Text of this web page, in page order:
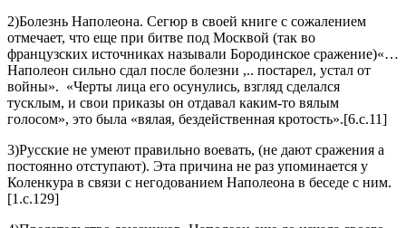
2)Болезнь Наполеона. Сегюр в своей книге с сожалением
отмечает, что еще при битве под Москвой (так во
французских источниках называли Бородинское сражение)«…
Наполеон сильно сдал после болезни ,.. постарел, устал от
войны». «Черты лица его осунулись, взгляд сделался
тусклым, и свои приказы он отдавал каким-то вялым
голосом», это была «вялая, бездейственная кротость».[6.с.11]
3)Русские не умеют правильно воевать, (не дают сражения а
постоянно отступают). Эта причина не раз упоминается у
Коленкурa в связи с негодованием Наполеона в беседе с ним.
[1.с.129]